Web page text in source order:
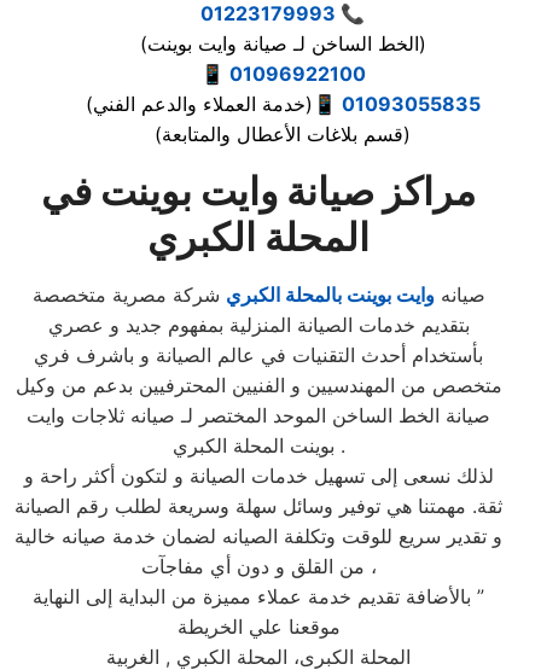
📞
01223179993
(الخط الساخن لـ صيانة وايت بوينت)
📱 01096922100
(خدمة العملاء والدعم الفني) 📱 01093055835
(قسم بلاغات الأعطال والمتابعة)
مراكز صيانة وايت بوينت في
المحلة الكبري
صيانهوايت بوينت بالمحلة الكبري شركة مصرية متخصصة
بتقديم خدمات الصيانة المنزلية بمفهوم جديد و عصري
بأستخدام أحدث التقنيات في عالم الصيانة و باشرف فري
متخصص من المهندسيين و الفنيين المحترفيين بدعم من وكيل
صيانة الخط الساخن الموحد المختصر لـ صيانه ثلاجات وايت
بوينت المحلة الكبري .
لذلك نسعى إلى تسهيل خدمات الصيانة و لتكون أكثر راحة و
ثقة. مهمتنا هي توفير وسائل سهلة وسريعة لطلب رقم الصيانة
و تقدير سريع للوقت وتكلفة الصيانه لضمان خدمة صيانه خالية
من القلق و دون أي مفاجآت ،
بالأضافة تقديم خدمة عملاء مميزة من البداية إلى النهاية ”
موقعنا علي الخريطة
المحلة الكبرى، المحلة الكبري , الغربية